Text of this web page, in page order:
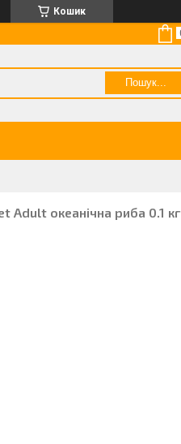
Кошик
Пошук...
Adult океанічна риба 0.1 кг